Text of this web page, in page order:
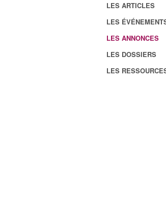
LES ARTICLES
LES
LES ANNONCES
LES DOSSIERS
LES